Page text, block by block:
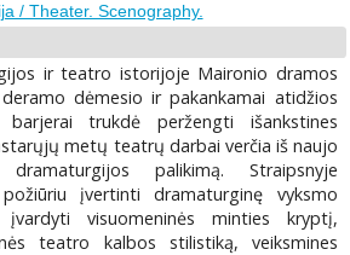
/ Theater. Scenography.
ir teatro istorijoje Maironio dramos
dėmesio ir pakankamai atidžios
barjerai trukdė peržengti išankstines
metų teatrų darbai verčia iš naujo
palikimą. Straipsnyje
įvertinti dramaturginę vyksmo
visuomeninės minties kryptį,
teatro kalbos stilistiką, veiksmines